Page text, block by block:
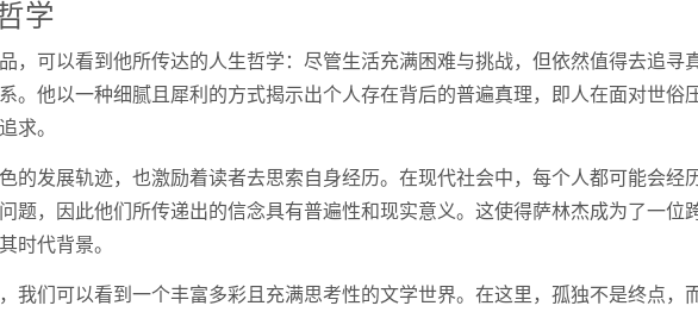
学
，可以看到他所传达的人生哲学：尽管生活充满困难与挑战，但依然值得去追寻
。他以一种细腻且犀利的方式揭示出个人存在背后的普遍真理，即人在面对世俗
求。
的发展轨迹，也激励着读者去思索自身经历。在现代社会中，每个人都可能会经
题，因此他们所传递出的信念具有普遍性和现实意义。这使得萨林杰成为了一位
时代背景。
我们可以看到一个丰富多彩且充满思考性的文学世界。在这里，孤独不是终点，